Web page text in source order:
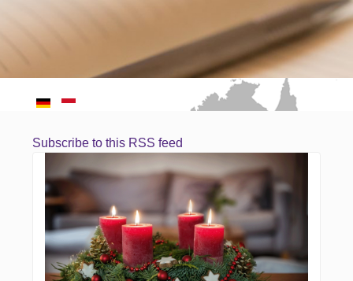
Subscribe to this RSS feed